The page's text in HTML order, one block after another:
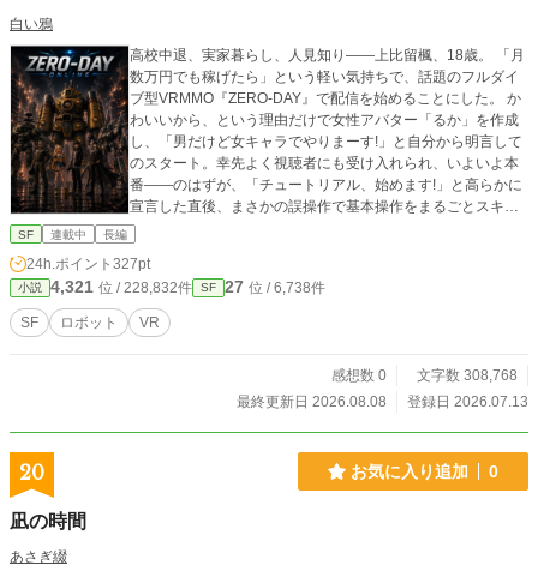
白い鴉
高校中退、実家暮らし、人見知り――上比留楓、18歳。 「月
数万円でも稼げたら」という軽い気持ちで、話題のフルダイ
ブ型VRMMO『ZERO-DAY』で配信を始めることにした。 か
わいいから、という理由だけで女性アバター「るか」を作成
し、「男だけど女キャラでやりまーす!」と自分から明言して
のスタート。幸先よく視聴者にも受け入れられ、いよいよ本
番――のはずが、「チュートリアル、始めます!」と高らかに
宣言した直後、まさかの誤操作で基本操作をまるごとスキッ
プしてしまう。 説明ゼロのまま丸腰で戦場に放り出された楓
ることなく放置されていた、黄色くて巨大な不人気機体。
「なんかこれでいいや」の一言で組み上げたその機体を、彼
は「イエローサブマリン」と名付ける。 変形の仕方すら分か
らないまま、ひたすら徒歩で戦場へ向かう新人配信者――の
当たっているはずなのに、なぜか一切ダメージを受けない。
本人はいたって真面目に「この機体、足遅いし弱いなあ」と
トリアルを飛ばした男」が、誰にも気づかれないまま世界を
騒がせていく――配信×VRMMO無双コメディ、開幕。
SF 連載中 長編
24h.ポイント 327pt
小説 4,321 位 / 228,832件 SF 27 位 / 6,738件
SF ロボット VR
感想数 0
文字数 308,768
最終更新日 2026.08.08
登録日 2026.07.13
20 お気に入り追加 0
凪の時間
あさぎ綴